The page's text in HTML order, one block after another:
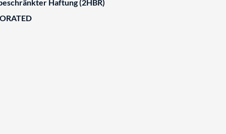
Haftung (2HBR)